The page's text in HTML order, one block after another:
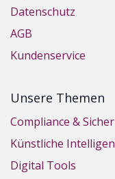
Datenschutz
AGB
Kundenservice
Unsere Themen
Compliance &
Künstliche
Digital Tools